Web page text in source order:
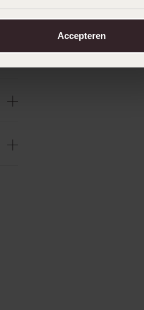
Accepteren